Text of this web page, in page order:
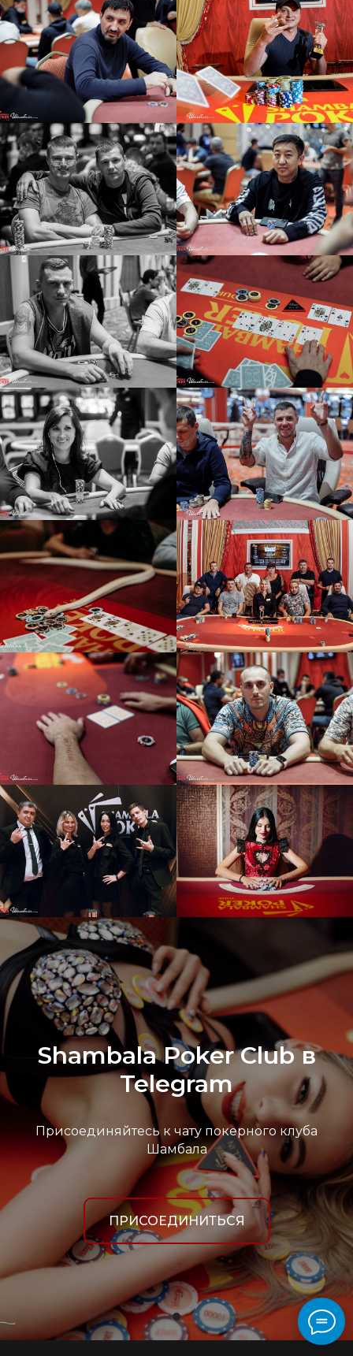
Shambala Poker Club в
Telegram
Присоединяйтесь к чату покерного клуба
Шамбала
ПРИСОЕДИНИТЬСЯ